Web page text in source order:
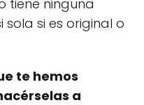
tiene ninguna
si es original o
te hemos
a